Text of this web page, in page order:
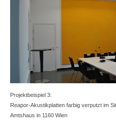
Projektbeispiel 3:
Reapor-Akustikplatten farbig verputzt im
Amtshaus in 1160 Wien